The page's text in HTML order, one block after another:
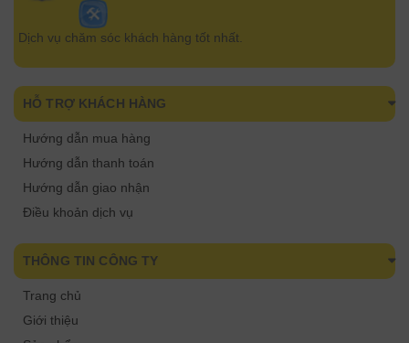
Dịch vụ chăm sóc khách hàng tốt nhất.
HỖ TRỢ KHÁCH HÀNG
Hướng dẫn mua hàng
Hướng dẫn thanh toán
Hướng dẫn giao nhận
Điều khoản dịch vụ
THÔNG TIN CÔNG TY
Trang chủ
Giới thiệu